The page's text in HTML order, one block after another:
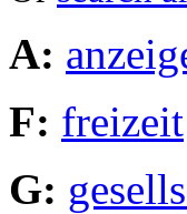
A:
F: freizeit
G: